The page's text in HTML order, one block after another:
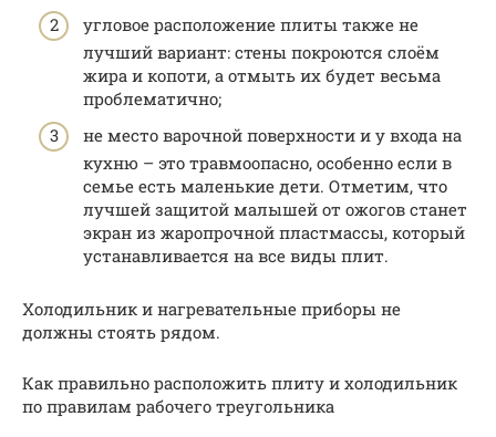
угловое расположение плиты также не
лучший вариант: стены покроются слоём
жира и копоти, а отмыть их будет весьма
проблематично;
не место варочной поверхности и у входа на
кухню – это травмоопасно, особенно если в
семье есть маленькие дети. Отметим, что
лучшей защитой малышей от ожогов станет
экран из жаропрочной пластмассы, который
устанавливается на все виды плит.
Холодильник и нагревательные приборы не
должны стоять рядом.
Как правильно расположить плиту и холодильник
по правилам рабочего треугольника